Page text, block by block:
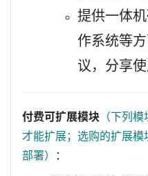
提供一体
作系统等
议，分享
付费可扩展模块 （下列
才能扩展；选购的扩展
部署）
：